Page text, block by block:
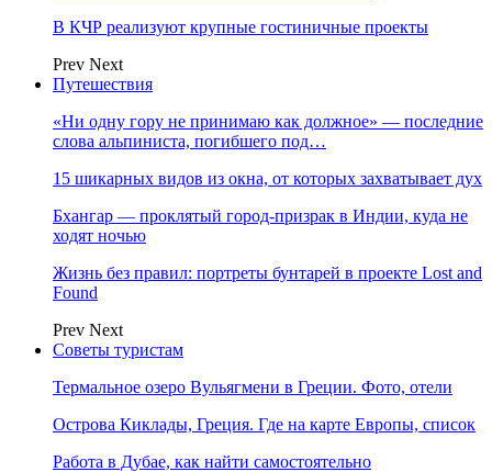
В КЧР реализуют крупные гостиничные проекты
Prev Next
Путешествия
«Ни одну гору не принимаю как должное» — последние
слова альпиниста, погибшего под…
15 шикарных видов из окна, от которых захватывает дух
Бхангар — проклятый город-призрак в Индии, куда не
ходят ночью
Жизнь без правил: портреты бунтарей в проекте Lost and
Found
Prev Next
Советы туристам
Термальное озеро Вульягмени в Греции. Фото, отели
Острова Киклады, Греция. Где на карте Европы, список
Работа в Дубае, как найти самостоятельно